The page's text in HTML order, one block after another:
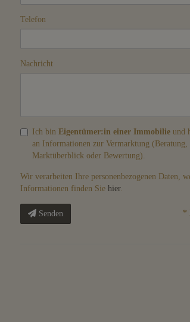
Telefon
Nachricht
Ich bin Eigentümer:in einer Immobilie und
an Informationen zur Vermarktung (Beratung,
Marktüberblick oder Bewertung).
Wir verarbeiten Ihre personenbezogenen Daten,
Informationen finden Sie hier.
Senden *